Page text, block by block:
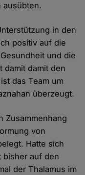
ausübten.
in den
positiv auf die
und die
damit damit den
das Team um
überzeugt.
Zusammenhang
von
Hatte sich
bisher auf den
der Thalamus im